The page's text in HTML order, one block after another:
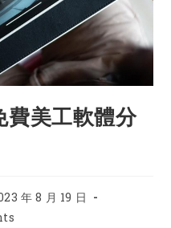
費美工軟體分
年 8 月 19 日